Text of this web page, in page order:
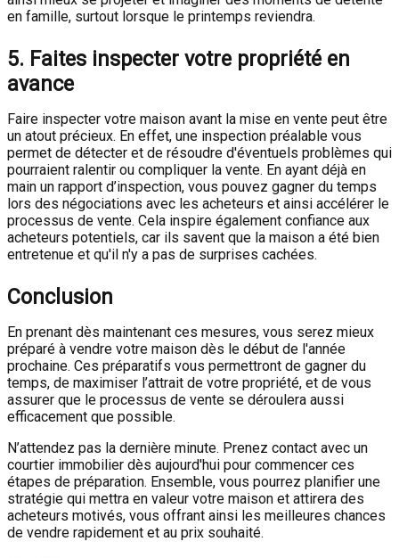
en famille, surtout lorsque le printemps reviendra.
5. Faites inspecter votre propriété en
avance
Faire inspecter votre maison avant la mise en vente peut être
un atout précieux. En effet, une inspection préalable vous
permet de détecter et de résoudre d'éventuels problèmes qui
pourraient ralentir ou compliquer la vente. En ayant déjà en
main un rapport d’inspection, vous pouvez gagner du temps
lors des négociations avec les acheteurs et ainsi accélérer le
processus de vente. Cela inspire également confiance aux
acheteurs potentiels, car ils savent que la maison a été bien
entretenue et qu'il n'y a pas de surprises cachées.
Conclusion
En prenant dès maintenant ces mesures, vous serez mieux
préparé à vendre votre maison dès le début de l'année
prochaine. Ces préparatifs vous permettront de gagner du
temps, de maximiser l’attrait de votre propriété, et de vous
assurer que le processus de vente se déroulera aussi
efficacement que possible.
N’attendez pas la dernière minute. Prenez contact avec un
courtier immobilier dès aujourd'hui pour commencer ces
étapes de préparation. Ensemble, vous pourrez planifier une
stratégie qui mettra en valeur votre maison et attirera des
acheteurs motivés, vous offrant ainsi les meilleures chances
de vendre rapidement et au prix souhaité.